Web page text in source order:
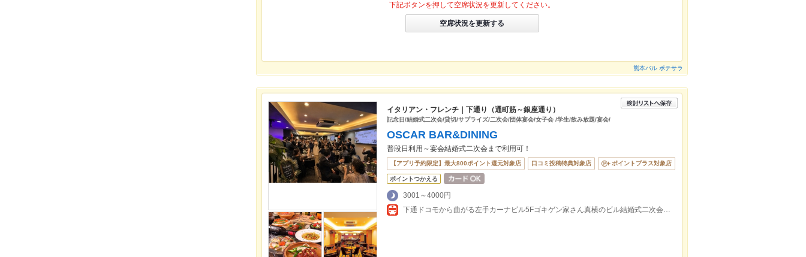
下記ボタンを押して空席状況を更新してください。
空席状況を更新する
熊本バル ポテサラ
イタリアン・フレンチ｜下通り（通町筋～銀座通り）
記念日/結婚式二次会/貸切/サプライズ/二次会/団体宴会/女子会 /学生/飲み放題/宴会/
OSCAR BAR&DINING
普段日利用～宴会結婚式二次会まで利用可！
【アプリ予約限定】最大800ポイント還元対象店 口コミ投稿特典対象店 ポイントプラス対象店
ポイントつかえる
3001～4000円
下通ドコモから曲がる左手カーナビル5Fゴキゲン家さん真横のビル結婚式二次会や二次会・女子会などで人気のお店です。